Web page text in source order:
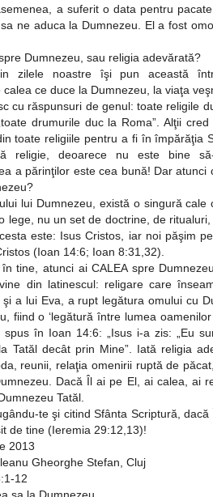
a suferit o data pentru
ne aduca la Dumnezeu. El a fost
Dumnezeu, sau religia adevărată?
zilele noastre îşi pun această
ce duce la Dumnezeu, la viaţa
cu răspunsuri de genul: toate religile
drumurile duc la Roma”. Alţii
toate religiile pentru a fi în împărăţia
religie, deoarece nu este bine
a părinţilor este cea bună! Dar atunci
lui Dumnezeu, există o singură
lege, nu un set de doctrine, de
este: Isus Cristos, iar noi păşim
(Ioan 14:6; Ioan 8:31,32).
tine, atunci ai CALEA spre
din latinescul: religare care
şi a lui Eva, a rupt legătura omului cu
fiind o ‘legătură între lumea
în Ioan 14:6: „Isus i-a zis: „Eu
Tatăl decât prin Mine”. Iată religia
reunii, relaţia omenirii ruptă de
Dacă Îl ai pe El, ai calea, ai
Tatăl.
te şi citind Sfânta Scriptură, dacă
de tine (Ieremia 29:12,13)!
2013
Gheorghe Stefan, Cluj
12